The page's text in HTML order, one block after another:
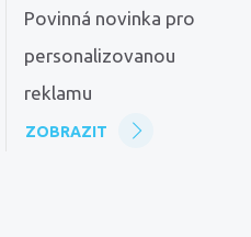
Povinná novinka pro
personalizovanou
reklamu
ZOBRAZIT